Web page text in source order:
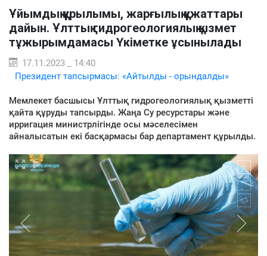
Ұйымдық құрылымы, жарғылық құжаттары
дайын. Ұлттық гидрогеологиялық қызмет
тұжырымдамасы Үкіметке ұсынылады
17.11.2023 _ 14:40
Президент тапсырмасы: «Айтылды - орындалды»
Мемлекет басшысы Ұлттық гидрогеологиялық қызметті
қайта құруды тапсырды. Жаңа Су ресурстары және
ирригация министрлігінде осы мәселесімен
айналысатын екі басқармасы бар департамент құрылды.